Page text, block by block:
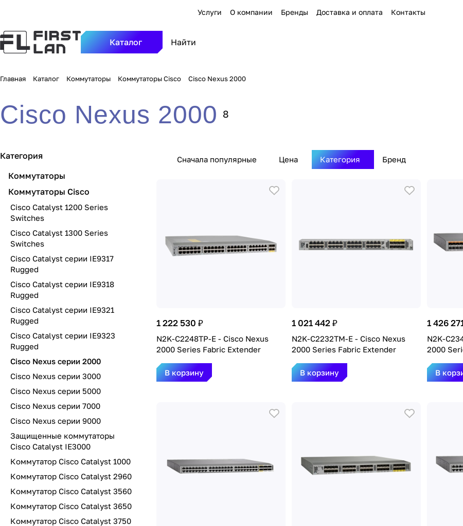
Услуги О компании Бренды Доставка и оплата Контакты
Каталог
Главная Каталог Коммутаторы Коммутаторы Cisco Cisco Nexus 2000
Cisco Nexus 2000 8
Сначала популярные Цена Категория Бренд
1 222 530 ₽
N2K-C2248TP-E - Cisco Nexus
2000 Series Fabric Extender
В корзину
1 021 442 ₽
N2K-C2232TM-E - Cisco Nexus
2000 Series Fabric Extender
В корзину
1 426
N2K-
2000
В
Категория
Коммутаторы
Коммутаторы Cisco
Cisco Catalyst 1200 Series
Switches
Cisco Catalyst 1300 Series
Switches
Cisco Catalyst серии IE9317
Rugged
Cisco Catalyst серии IE9318
Rugged
Cisco Catalyst серии IE9321
Rugged
Cisco Catalyst серии IE9323
Rugged
Cisco Nexus серии 2000
Cisco Nexus серии 3000
Cisco Nexus серии 5000
Cisco Nexus серии 7000
Cisco Nexus серии 9000
Защищенные коммутаторы
Cisco Catalyst IE3000
Коммутатор Cisco Catalyst 1000
Коммутатор Cisco Catalyst 2960
Коммутатор Cisco Catalyst 3560
Коммутатор Cisco Catalyst 3650
Коммутатор Cisco Catalyst 3750